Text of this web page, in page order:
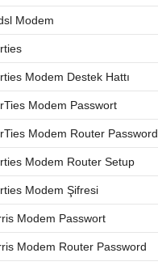
Modem
Modem Destek Hattı
Modem Passwort
Modem Router Password
Modem Router Setup
Modem Şifresi
Modem Passwort
Modem Router Password